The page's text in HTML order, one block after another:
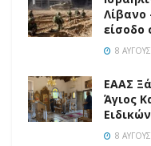
Λίβανο
είσοδο
8
EAAΣ
Άγιος
8